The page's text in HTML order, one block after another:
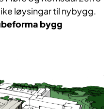
løysingar til nybygg.
bygg